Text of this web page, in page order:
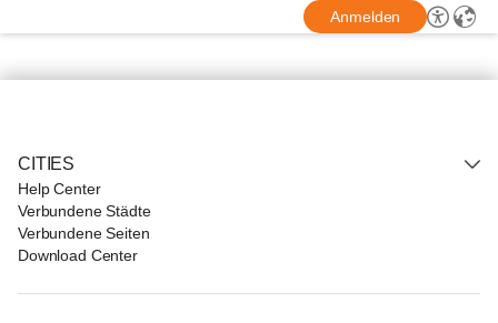
Anmelden
CITIES
Help Center
Verbundene Städte
Verbundene Seiten
Download Center